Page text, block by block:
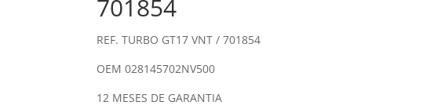
701854
REF. TURBO GT17 VNT / 701854
OEM 028145702NV500
12 MESES DE GARANTIA